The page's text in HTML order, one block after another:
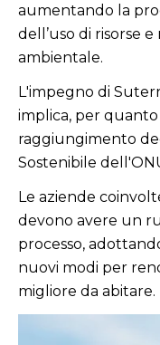
aumentando la
dell’uso di risorse
ambientale.
L'impegno di
implica, per quanto
raggiungimento
Sostenibile
Le aziende
devono avere un
processo,
nuovi modi per
migliore da abitare.